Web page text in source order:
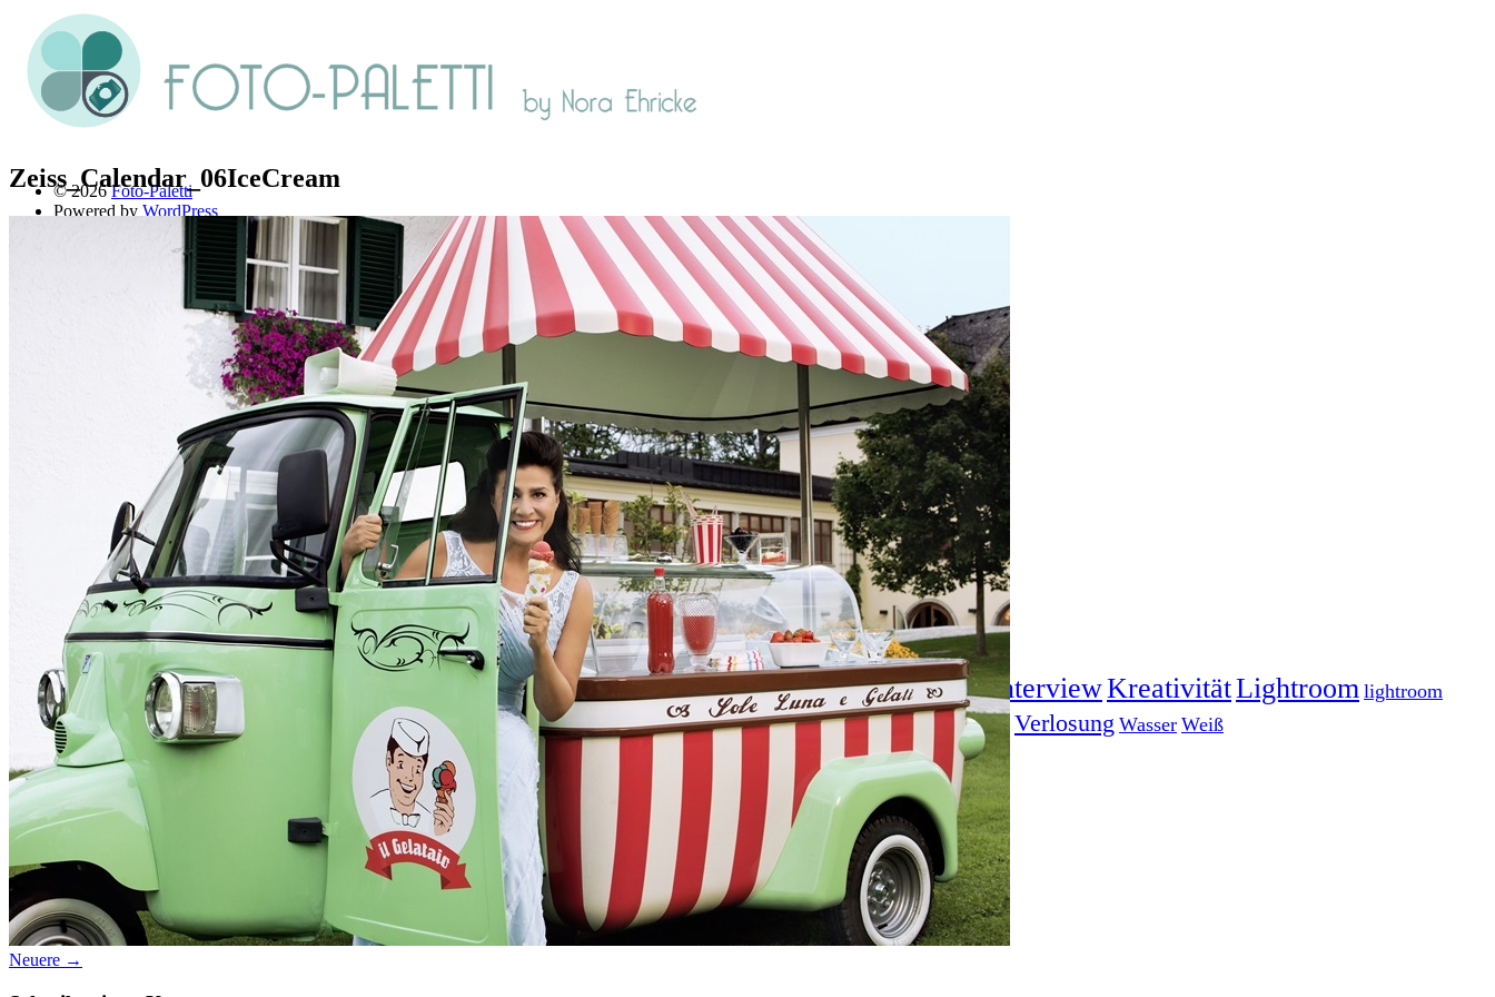
Zeiss_Calendar_06IceCream
Neuere →
© 2026Foto-Paletti
Powered by WordPress
Theme: Renkon von
Elmastudio
Stadt und Land
Weitere Fotoblogs
Datenschutz
TAG CLOUD
Blogparade Blumen Buchempfehlung Farben Filter Fotoprojekt Frühling Getestet Gewinner Herbst InterviewKreativitätLightroom lightroom
tipps Makro Monochrom Produkttest Schnee Schwarz-Weiß SEO Sommer Stockfotografie Streetfotografie TopDogsVerlosung Wasser Weiß